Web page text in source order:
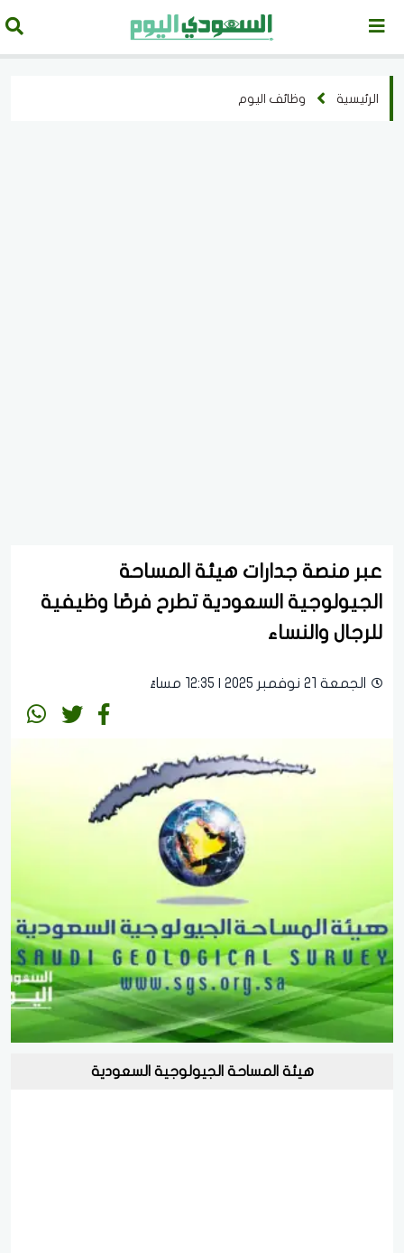
الرئيسية وظائف اليوم
عبر منصة جدارات هيئة المساحة
الجيولوجية السعودية تطرح فرصًا وظيفية
للرجال والنساء
الجمعة 21 نوفمبر 2025 | 12:35 مساءً
هيئة المساحة الجيولوجية السعودية